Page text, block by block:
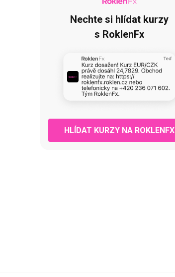
Nechte si hlídat kurzy
s RoklenFx
HLÍDAT KURZY NA ROKLENFX